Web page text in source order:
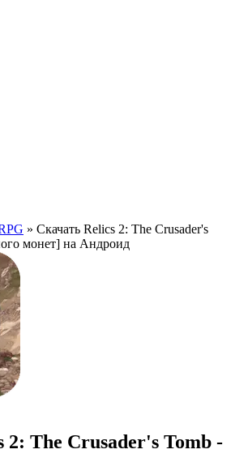
» Скачать Relics 2: The Crusader's
монет] на Андроид
2: The Crusader's Tomb -